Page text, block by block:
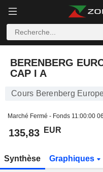
BERENBERG
CAP I A
Cours Berenberg
Marché Fermé - Fonds 11:00:00
135,83 EUR
Synthèse Graphiques